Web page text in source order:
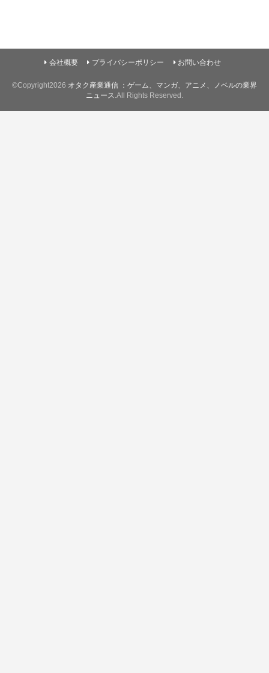
会社概要 プライバシーポリシー お問い合わせ
©Copyright2026 オタク産業通信 ：ゲーム、マンガ、アニメ、ノベルの業界
ニュース .All Rights Reserved.